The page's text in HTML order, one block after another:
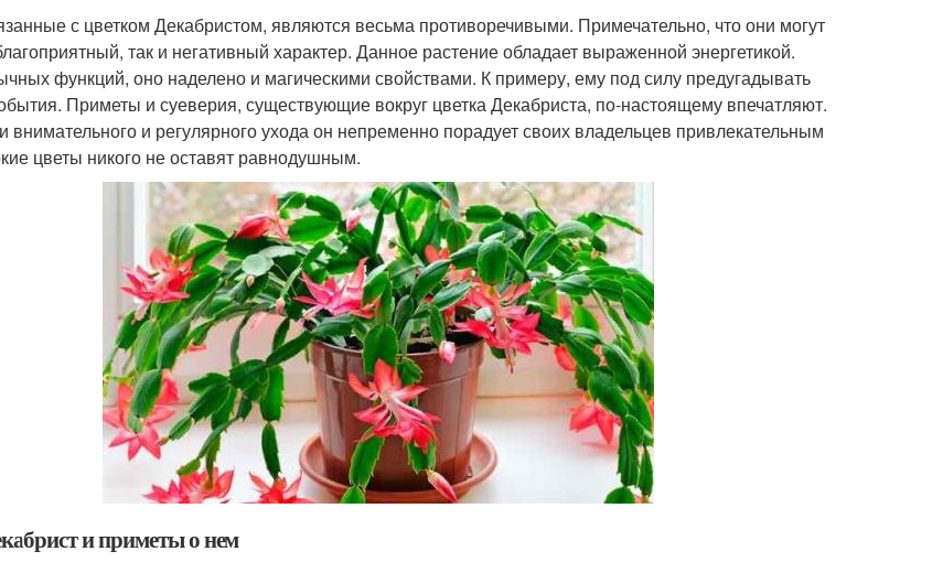
с цветком Декабристом, являются весьма противоречивыми. Примечательно, что они могут
так и негативный характер. Данное растение обладает выраженной энергетикой.
функций, оно наделено и магическими свойствами. К примеру, ему под силу предугадывать
Приметы и суеверия, существующие вокруг цветка Декабриста, по-настоящему впечатляют.
внимательного и регулярного ухода он непременно порадует своих владельцев привлекательным
цветы никого не оставят равнодушным.
и приметы о нем